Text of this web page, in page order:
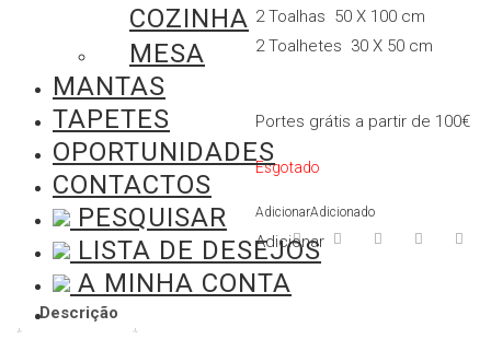
COZINHA
MESA
MANTAS
TAPETES
OPORTUNIDADES
CONTACTOS
PESQUISAR
LISTA DE DESEJOS
A MINHA CONTA
2 Toalhas 50 X 100 cm
2 Toalhetes 30 X 50 cm
Portes grátis a partir de 100€
Esgotado
AdicionarAdicionado
Adicionar
Descrição